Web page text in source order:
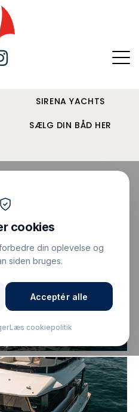
SIRENA YACHTS
SÆLG DIN BÅD HER